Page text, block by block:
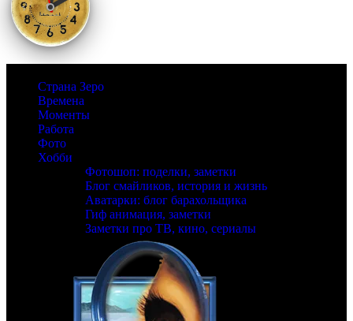
Страна Зеро
Времена
Моменты
Работа
Фото
Хобби
Фотошоп: поделки, заметки
Блог смайликов, история и жизнь
Аватарки: блог барахольщика
Гиф анимация, заметки
Заметки про ТВ, кино, сериалы